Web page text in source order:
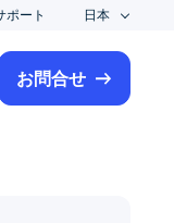
ポート 日本
お問合せ